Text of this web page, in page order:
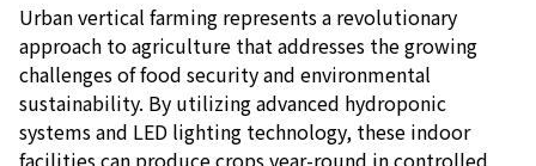
Urban vertical farming represents a revolutionary
approach to agriculture that addresses the growing
challenges of food security and environmental
sustainability. By utilizing advanced hydroponic
systems and LED lighting technology, these indoor
facilities can produce crops year-round in controlled